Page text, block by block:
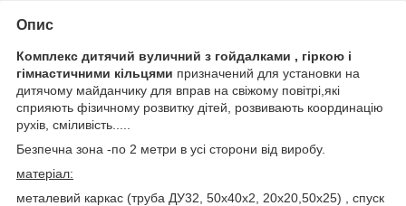
Опис
Комплекс дитячий вуличний з гойдалками , гіркою і
гімнастичними кільцями призначений для установки на
дитячому майданчику для вправ на свіжому повітрі,які
сприяють фізичному розвитку дітей, розвивають координацію
рухів, сміливість.....
Безпечна зона -по 2 метри в усі сторони від виробу.
матеріал:
металевий каркас (труба ДУ32, 50х40х2, 20х20,50х25) , спуск